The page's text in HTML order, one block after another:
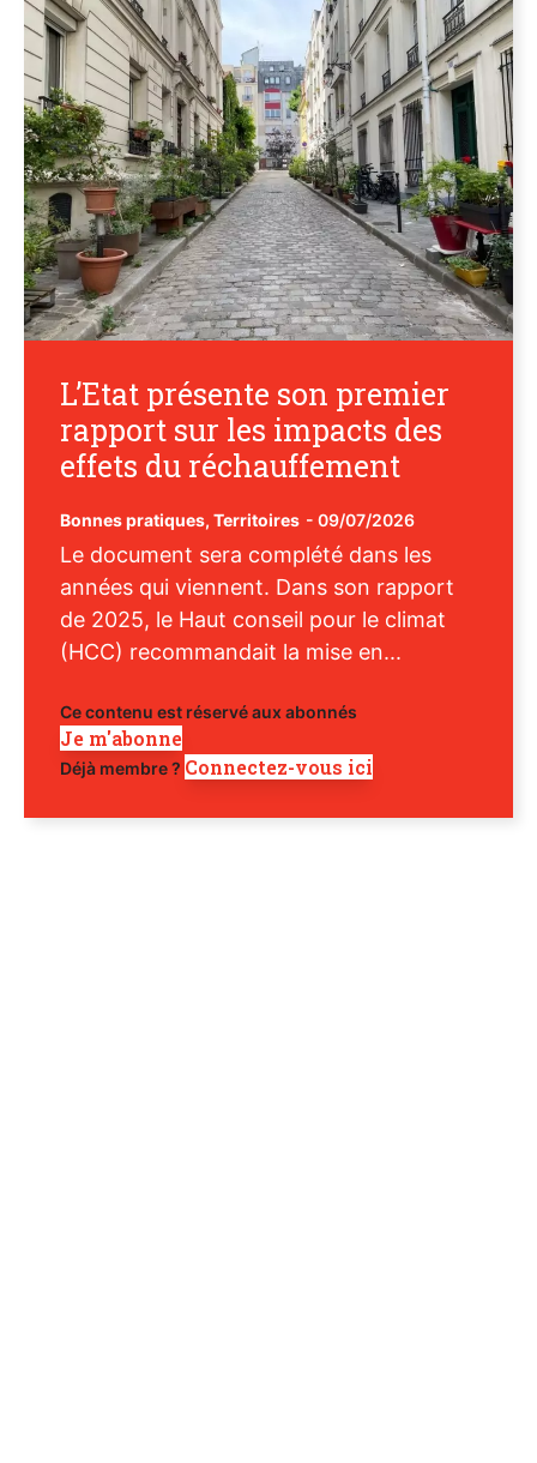
L’Etat présente son premier
rapport sur les impacts des
effets du réchauffement
Bonnes pratiques, Territoires - 09/07/2026
Le document sera complété dans les
années qui viennent. Dans son rapport
de 2025, le Haut conseil pour le climat
(HCC) recommandait la mise en...
Ce contenu est réservé aux abonnés
Je m'abonne
Déjà membre ? Connectez-vous ici